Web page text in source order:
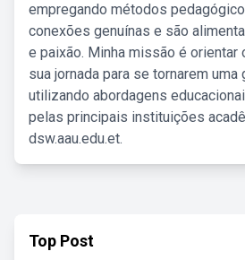
empregando métodos
conexões genuínas e são
e paixão. Minha missão é orientar
sua jornada para se tornarem uma
utilizando abordagens
pelas principais instituições
dsw.aau.edu.et.
Top Post